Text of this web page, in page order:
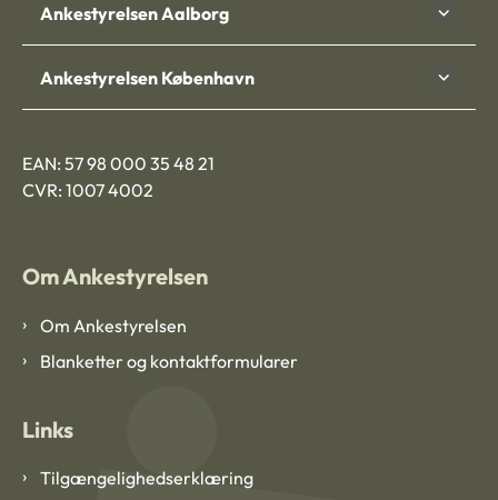
Ankestyrelsen Aalborg
Ankestyrelsen København
EAN: 57 98 000 35 48 21
CVR: 1007 4002
Om Ankestyrelsen
Om Ankestyrelsen
Blanketter og kontaktformularer
Links
Tilgængelighedserklæring